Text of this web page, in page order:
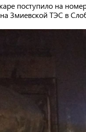
поступило на
Змиевской ТЭС в